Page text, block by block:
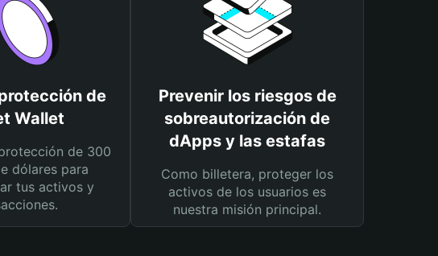
de
Wallet
de 300
dólares para
tus activos y
Prevenir los riesgos de
sobreautorización de
dApps y las estafas
Como billetera, proteger los
activos de los usuarios es
nuestra misión principal.